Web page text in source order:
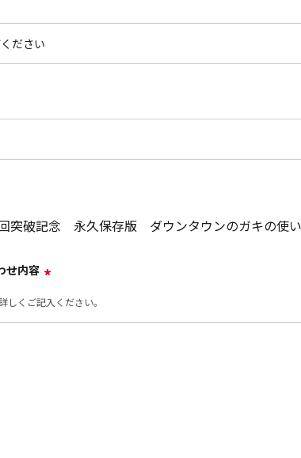
突破記念 永久保存版 ダウンタウンのガキの
せ内容 *
しくご記入ください。